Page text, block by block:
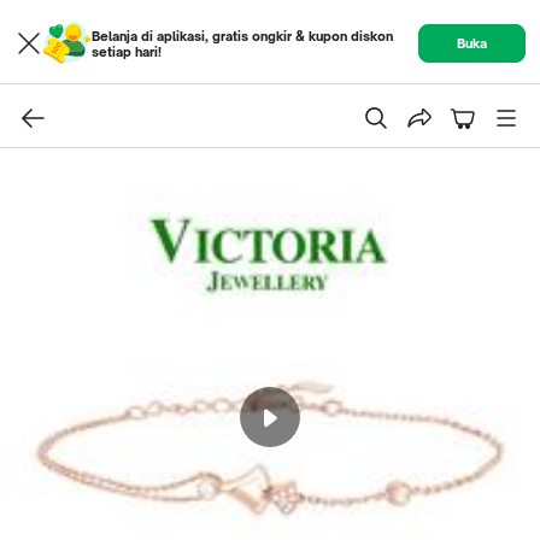
Belanja di aplikasi, gratis ongkir & kupon diskon
setiap hari!
Buka